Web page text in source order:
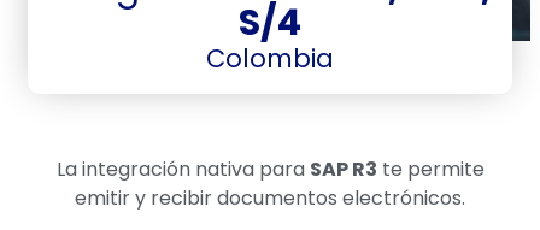
S/4
Colombia
La integración nativa para SAP R3 te permite
emitir y recibir documentos electrónicos.